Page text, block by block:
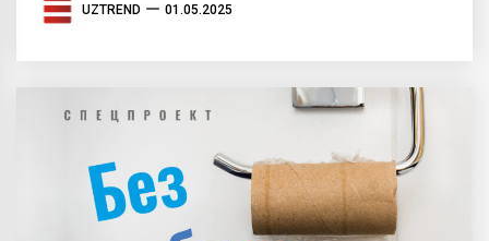
UZTREND 01.05.2025